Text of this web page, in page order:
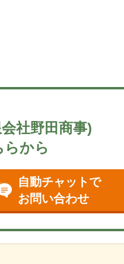
社野田商事)
らから
自動チャットで
お問い合わせ